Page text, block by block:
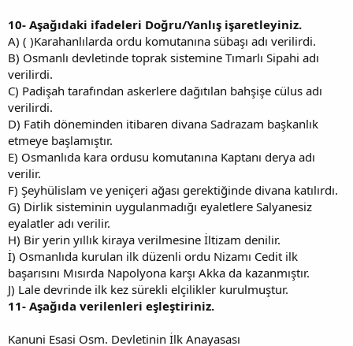
10- Aşağıdaki ifadeleri Doğru/Yanlış işaretleyiniz.
A) ( )Karahanlılarda ordu komutanına sübaşı adı verilirdi.
B) Osmanlı devletinde toprak sistemine Tımarlı Sipahi adı
verilirdi.
C) Padişah tarafından askerlere dağıtılan bahşişe cülus adı
verilirdi.
D) Fatih döneminden itibaren divana Sadrazam başkanlık
etmeye başlamıştır.
E) Osmanlıda kara ordusu komutanına Kaptanı derya adı
verilir.
F) Şeyhülislam ve yeniçeri ağası gerektiğinde divana katılırdı.
G) Dirlik sisteminin uygulanmadığı eyaletlere Salyanesiz
eyalatler adı verilir.
H) Bir yerin yıllık kiraya verilmesine İltizam denilir.
İ) Osmanlıda kurulan ilk düzenli ordu Nizamı Cedit ilk
başarısını Mısırda Napolyona karşı Akka da kazanmıştır.
J) Lale devrinde ilk kez sürekli elçilikler kurulmuştur.
11- Aşağıda verilenleri eşleştiriniz.
Kanuni Esasi Osm. Devletinin İlk Anayasası